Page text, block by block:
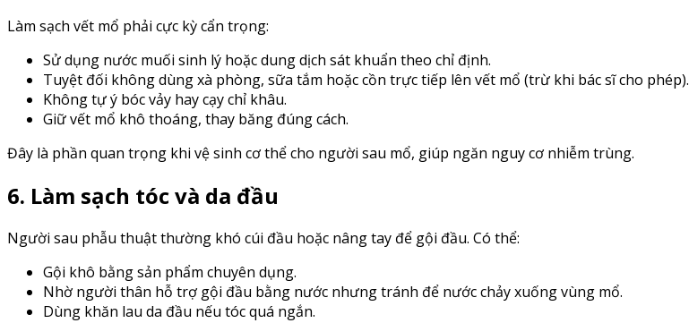
Làm sạch vết mổ phải cực kỳ cẩn trọng:
Sử dụng nước muối sinh lý hoặc dung dịch sát khuẩn theo chỉ định.
Tuyệt đối không dùng xà phòng, sữa tắm hoặc cồn trực tiếp lên vết mổ (trừ khi bác sĩ cho phép).
Không tự ý bóc vảy hay cạy chỉ khâu.
Giữ vết mổ khô thoáng, thay băng đúng cách.
Đây là phần quan trọng khi vệ sinh cơ thể cho người sau mổ, giúp ngăn nguy cơ nhiễm trùng.
6. Làm sạch tóc và da đầu
Người sau phẫu thuật thường khó cúi đầu hoặc nâng tay để gội đầu. Có thể:
Gội khô bằng sản phẩm chuyên dụng.
Nhờ người thân hỗ trợ gội đầu bằng nước nhưng tránh để nước chảy xuống vùng mổ.
Dùng khăn lau da đầu nếu tóc quá ngắn.